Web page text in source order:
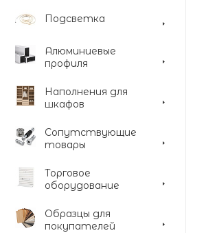
Подсветка
Алюминиевые
профиля
Наполнения для
шкафов
Сопутствующие
товары
Торговое
оборудование
Образцы для
покупателей